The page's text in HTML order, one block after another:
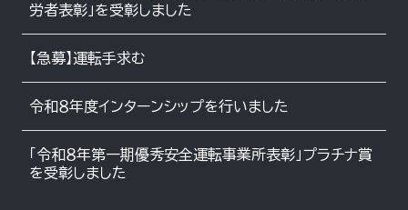
労者表彰」を受彰しました
【急募】運転手求む
令和８年度インターンシップを行いました
「令和８年第一期優秀安全運転事業所表彰」プラチナ賞
を受彰しました